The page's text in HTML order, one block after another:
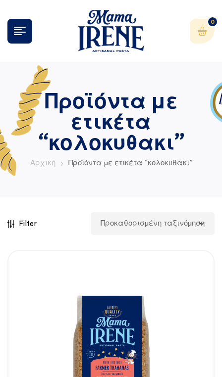
0
Προϊόντα με
ετικέτα
“κολοκυθακι”
Αρχική Προϊόντα με ετικέτα “κολοκυθακι”
Filter